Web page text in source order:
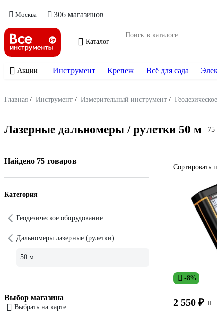
Москва 306 магазинов
Каталог
Акции Инструмент Крепеж Всё для сада
Главная / Инструмент / Измерительный инструмент /
Лазерные дальномеры / рулетки 50 м 75
Найдено 75 товаров
Категория
Геодезическое оборудование
Дальномеры лазерные (рулетки)
50 м
Выбор магазина
Выбрать на карте
Сортировать
-8%
2 550 ₽